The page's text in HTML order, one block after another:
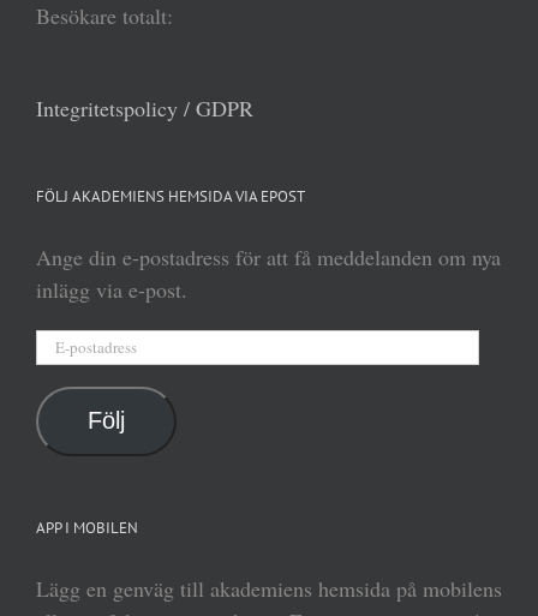
Besökare totalt:
Integritetspolicy / GDPR
FÖLJ AKADEMIENS HEMSIDA VIA EPOST
Ange din e-postadress för att få meddelanden om nya
inlägg via e-post.
postadress
Följ
APP I MOBILEN
Lägg en genväg till akademiens hemsida på mobilens